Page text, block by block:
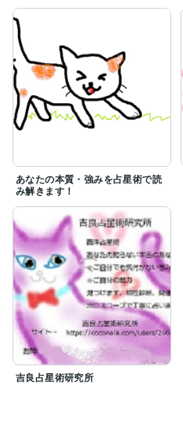
あなたの本質・強みを占星術で読
み解きます！
吉良占星術研究所